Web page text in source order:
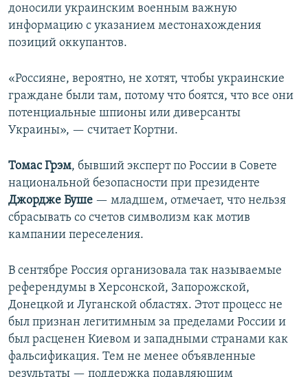
доносили украинским военным важную
информацию с указанием местонахождения
позиций оккупантов.
«Россияне, вероятно, не хотят, чтобы украинские
граждане были там, потому что боятся, что все они
потенциальные шпионы или диверсанты
Украины», — считает Кортни.
Томас Грэм, бывший эксперт по России в Совете
национальной безопасности при президенте
Джордже Буше — младшем, отмечает, что нельзя
сбрасывать со счетов символизм как мотив
кампании переселения.
В сентябре Россия организовала так называемые
референдумы в Херсонской, Запорожской,
Донецкой и Луганской областях. Этот процесс не
был признан легитимным за пределами России и
был расценен Киевом и западными странами как
фальсификация. Тем не менее объявленные
результаты — поддержка подавляющим